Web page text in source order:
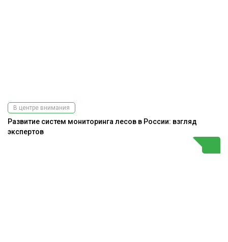
В центре внимания
Развитие систем мониторинга лесов в России: взгляд
экспертов